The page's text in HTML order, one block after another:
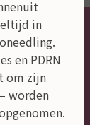
in
en PDRN
om zijn
worden